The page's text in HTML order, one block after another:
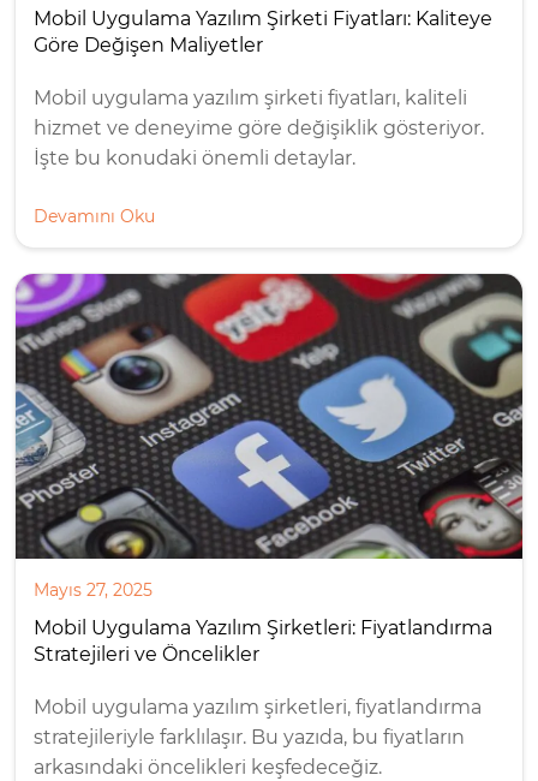
Mobil Uygulama Yazılım Şirketi Fiyatları: Kaliteye
Göre Değişen Maliyetler
Mobil uygulama yazılım şirketi fiyatları, kaliteli
hizmet ve deneyime göre değişiklik gösteriyor.
İşte bu konudaki önemli detaylar.
Devamını Oku
Mayıs 27, 2025
Mobil Uygulama Yazılım Şirketleri: Fiyatlandırma
Stratejileri ve Öncelikler
Mobil uygulama yazılım şirketleri, fiyatlandırma
stratejileriyle farklılaşır. Bu yazıda, bu fiyatların
arkasındaki öncelikleri keşfedeceğiz.